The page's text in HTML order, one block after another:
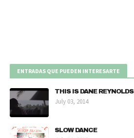
ENTRADAS QUE PUEDEN INTERESARTE
THIS IS DANE REYNOLDS
July 03, 2014
SLOW DANCE